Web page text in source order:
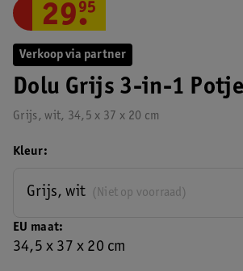
Verkoop via partner
Dolu Grijs 3-in-1 Potje
Grijs, wit, 34,5 x 37 x 20 cm
29.
95
EU maat
34,5 x 37 x 20 cm
Kleur
(Niet op voorraad)
Grijs, wit